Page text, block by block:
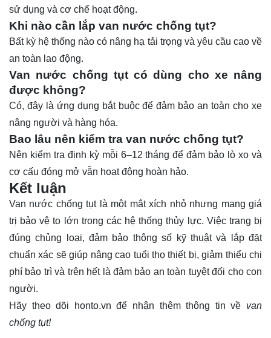
sử dụng và cơ chế hoạt động.
Khi nào cần lắp van nước chống tụt?
Bất kỳ hệ thống nào có nâng hạ tải trọng và yêu cầu cao về
an toàn lao động.
Van nước chống tụt có dùng cho xe nâng
được không?
Có, đây là ứng dụng bắt buộc để đảm bảo an toàn cho xe
nâng người và hàng hóa.
Bao lâu nên kiểm tra van nước chống tụt?
Nên kiểm tra định kỳ mỗi 6–12 tháng để đảm bảo lò xo và
cơ cấu đóng mở vẫn hoạt động hoàn hảo.
Kết luận
Van nước chống tụt là một mắt xích nhỏ nhưng mang giá
trị bảo vệ to lớn trong các hệ thống thủy lực. Việc trang bị
đúng chủng loại, đảm bảo thông số kỹ thuật và lắp đặt
chuẩn xác sẽ giúp nâng cao tuổi thọ thiết bị, giảm thiểu chi
phí bảo trì và trên hết là đảm bảo an toàn tuyệt đối cho con
người.
Hãy theo dõi
honto.vn để nhận thêm thông tin về van
chống tụt!